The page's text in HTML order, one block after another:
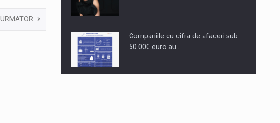
URMATOR
Companiile cu cifra de afaceri sub
50.000 euro au…